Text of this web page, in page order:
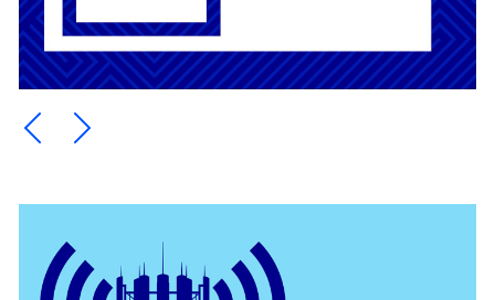
Ein Element zurück blättern
Ein Element weiter blättern